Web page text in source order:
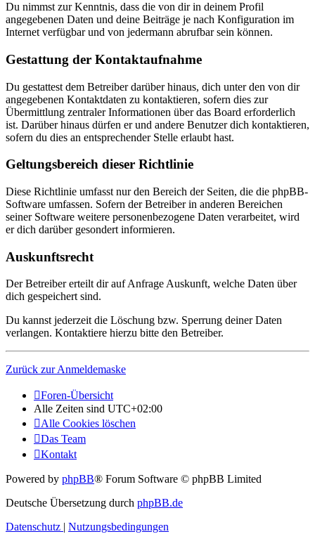
Du nimmst zur Kenntnis, dass die von dir in deinem Profil
angegebenen Daten und deine Beiträge je nach Konfiguration im
Internet verfügbar und von jedermann abrufbar sein können.
Gestattung der Kontaktaufnahme
Du gestattest dem Betreiber darüber hinaus, dich unter den von dir
angegebenen Kontaktdaten zu kontaktieren, sofern dies zur
Übermittlung zentraler Informationen über das Board erforderlich
ist. Darüber hinaus dürfen er und andere Benutzer dich kontaktieren,
sofern du dies an entsprechender Stelle erlaubt hast.
Geltungsbereich dieser Richtlinie
Diese Richtlinie umfasst nur den Bereich der Seiten, die die phpBB-
Software umfassen. Sofern der Betreiber in anderen Bereichen
seiner Software weitere personenbezogene Daten verarbeitet, wird
er dich darüber gesondert informieren.
Auskunftsrecht
Der Betreiber erteilt dir auf Anfrage Auskunft, welche Daten über
dich gespeichert sind.
Du kannst jederzeit die Löschung bzw. Sperrung deiner Daten
verlangen. Kontaktiere hierzu bitte den Betreiber.
Zurück zur Anmeldemaske
Foren-Übersicht
Alle Zeiten sind UTC+02:00
Alle Cookies löschen
Das Team
Kontakt
Powered by phpBB® Forum Software © phpBB Limited
Deutsche Übersetzung durch phpBB.de
Datenschutz | Nutzungsbedingungen